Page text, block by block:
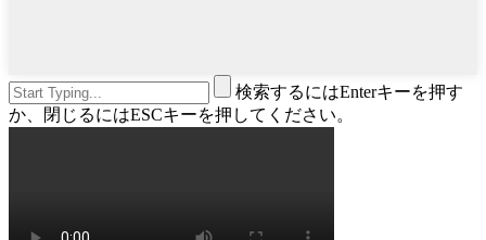
検索するにはEnterキーを押す
か、閉じるにはESCキーを押してください。